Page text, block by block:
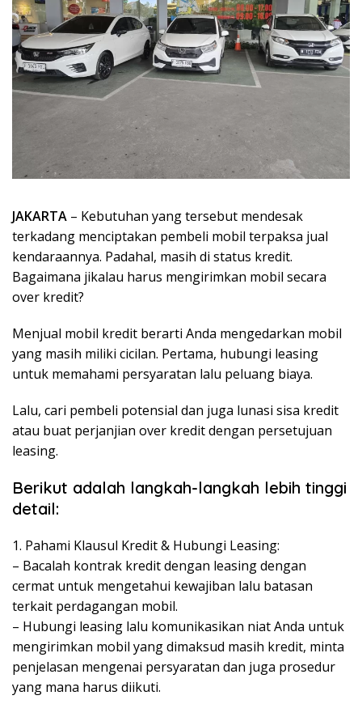
JAKARTA – Kebutuhan yang tersebut mendesak
terkadang menciptakan pembeli mobil terpaksa jual
kendaraannya. Padahal, masih di status kredit.
Bagaimana jikalau harus mengirimkan mobil secara
over kredit?
Menjual mobil kredit berarti Anda mengedarkan mobil
yang masih miliki cicilan. Pertama, hubungi leasing
untuk memahami persyaratan lalu peluang biaya.
Lalu, cari pembeli potensial dan juga lunasi sisa kredit
atau buat perjanjian over kredit dengan persetujuan
leasing.
Berikut adalah langkah-langkah lebih tinggi
detail:
1. Pahami Klausul Kredit & Hubungi Leasing:
– Bacalah kontrak kredit dengan leasing dengan
cermat untuk mengetahui kewajiban lalu batasan
terkait perdagangan mobil.
– Hubungi leasing lalu komunikasikan niat Anda untuk
mengirimkan mobil yang dimaksud masih kredit, minta
penjelasan mengenai persyaratan dan juga prosedur
yang mana harus diikuti.